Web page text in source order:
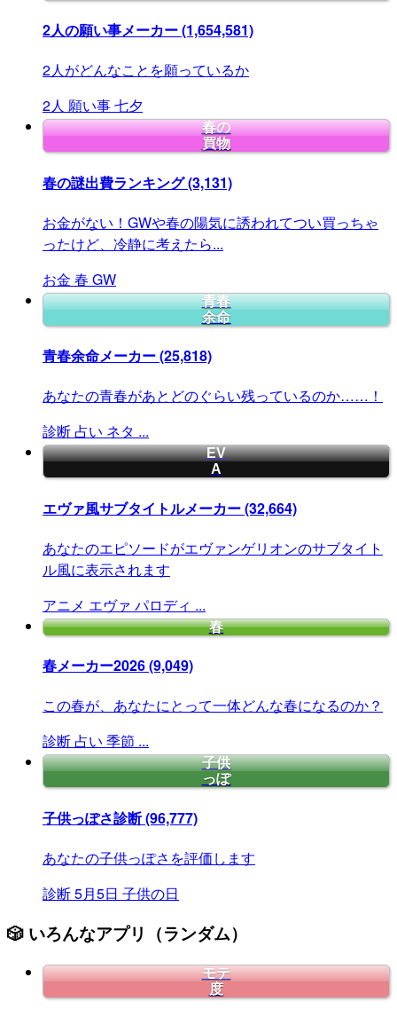
2人の願い事メーカー(1,654,581)
2人がどんなことを願っているか
2人 願い事七夕
春の
買物
春の謎出費ランキング(3,131)
お金がない！GWや春の陽気に誘われてつい買っちゃ
ったけど、冷静に考えたら...
お金 春 GW
青春
余命
青春余命メーカー(25,818)
あなたの青春があとどのぐらい残っているのか……！
診断 占い ネタ ...
EV
A
エヴァ風サブタイトルメーカー(32,664)
あなたのエピソードがエヴァンゲリオンのサブタイト
ル風に表示されます
アニメ エヴァ パロディ ...
春
春メーカー2026(9,049)
この春が、あなたにとって一体どんな春になるのか？
診断 占い 季節 ...
子供
っぽ
子供っぽさ診断(96,777)
あなたの子供っぽさを評価します
診断5月5日 子供の日
🎲 いろんなアプリ（ランダム）
モテ
度